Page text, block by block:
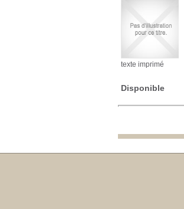
texte imprimé
Disponible